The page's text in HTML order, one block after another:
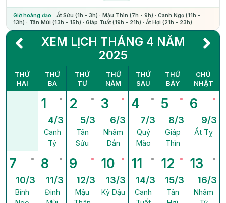
Giờ hoàng đạo:
Ất Sửu (1h - 3h) · Mậu Thìn (7h - 9h) · Canh Ngọ (11h -
13h) · Tân Mùi (13h - 15h) · Giáp Tuất (19h - 21h) · Ất Hợi (21h - 23h)
XEM LỊCH THÁNG 4 NĂM
2025
THỨ
HAI
THỨ
BA
THỨ
TƯ
THỨ
NĂM
THỨ
SÁU
THỨ
BẢY
CHỦ
NHẬT
1
4/3
Canh
Tý
2
5/3
Tân
Sửu
3
6/3
Nhâm
Dần
4
7/3
Quý
Mão
5
8/3
Giáp
Thìn
6
9/3
Ất Tỵ
7
10/3
Bính
8
11/3
Đinh
9
12/3
Mậu
10
13/3
Kỷ Dậu
11
14/3
Canh
12
15/3
Tân
13
16/3
Nhâm